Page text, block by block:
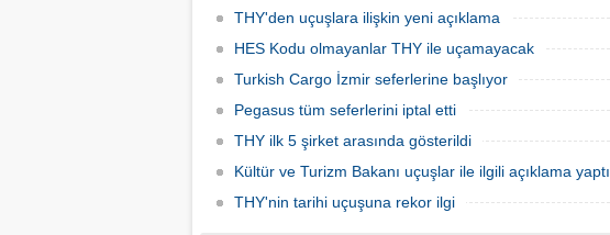
THY'den uçuşlara ilişkin yeni açıklama
HES Kodu olmayanlar THY ile uçamayacak
Turkish Cargo İzmir seferlerine başlıyor
Pegasus tüm seferlerini iptal etti
THY ilk 5 şirket arasında gösterildi
Kültür ve Turizm Bakanı uçuşlar ile ilgili açıklama yaptı
THY'nin tarihi uçuşuna rekor ilgi